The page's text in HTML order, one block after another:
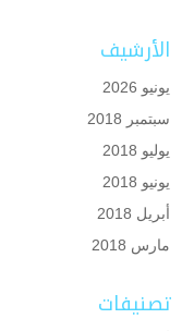
الأرشيف
يونيو 2026
سبتمبر 2018
يوليو 2018
يونيو 2018
أبريل 2018
مارس 2018
تصنيفات